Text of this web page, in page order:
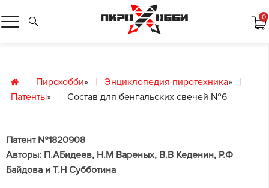
0
Пирохобби» Энциклопедия пиротехника»
Патенты» Состав для бенгальских свечей №6
Патент №1820908
Авторы: П.АБидеев, Н.М Вареных, В.В Кеденин, Р.Ф
Байдова и Т.Н Субботина